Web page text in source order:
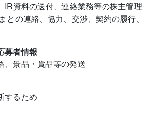
IR資料の送付、連絡業務等の株主管理
との連絡、協力、交渉、契約の履行、
募者情報
、景品・賞品等の発送
するため